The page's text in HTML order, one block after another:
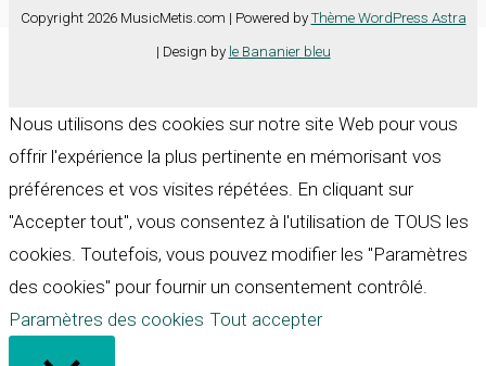
Copyright 2026 MusicMetis.com | Powered by Thème WordPress Astra
| Design by le Bananier bleu
Nous utilisons des cookies sur notre site Web pour vous
offrir l'expérience la plus pertinente en mémorisant vos
préférences et vos visites répétées. En cliquant sur
"Accepter tout", vous consentez à l'utilisation de TOUS les
cookies. Toutefois, vous pouvez modifier les "Paramètres
des cookies" pour fournir un consentement contrôlé.
Paramètres des cookies Tout accepter